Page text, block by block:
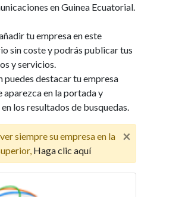
en Guinea Ecuatorial.
tu empresa en este
sin coste y podrás publicar tus
y servicios.
puedes destacar tu empresa
aparezca en la portada y
los resultados de busquedas.
×
siempre su empresa en la
Haga clic aquí